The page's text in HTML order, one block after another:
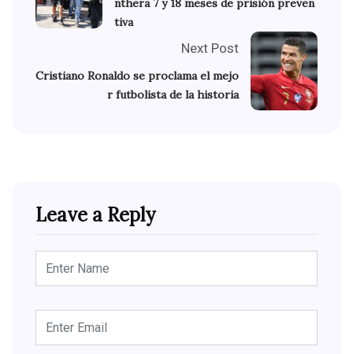
nthera 7 y 18 meses de prisión preven
tiva
Next Post
Cristiano Ronaldo se proclama el mejo
r futbolista de la historia
Leave a Reply